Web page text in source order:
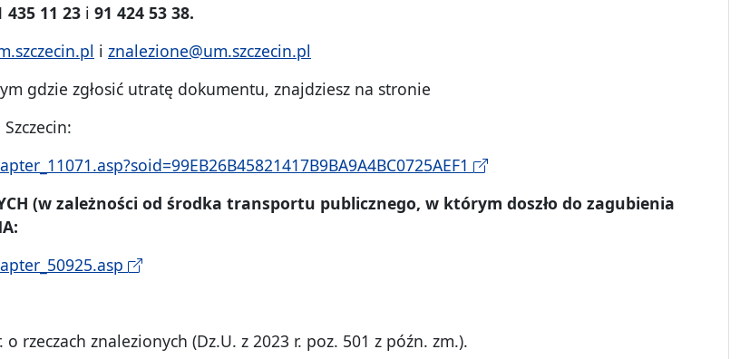
435 11 23 i 91 424 53 38.
i znalezione@um.szczecin.pl
gdzie zgłosić utratę dokumentu, znajdziesz na stronie
(w zależności od środka transportu publicznego, w którym doszło do zagubienia
rzeczach znalezionych (Dz.U. z 2023 r. poz. 501 z późn. zm.).